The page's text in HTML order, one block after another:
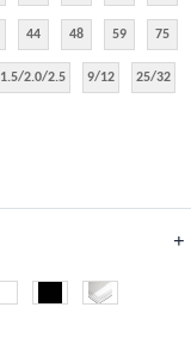
44 48 59 75
1.5/2.0/2.5 9/12 25/32